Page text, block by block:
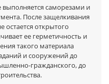
саморезами и
После защелкивания
остается открытого
ее герметичность и
такого материала
и сооружений до
гражданского, до